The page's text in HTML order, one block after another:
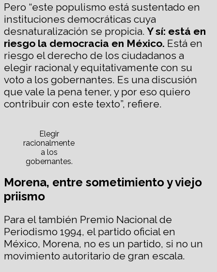
Pero “este populismo está sustentado en
instituciones democráticas cuya
desnaturalización se propicia.Y sí: está en
riesgo la democracia en México. Está en
riesgo el derecho de los ciudadanos a
elegir racional y equitativamente con su
voto a los gobernantes. Es una discusión
que vale la pena tener, y por eso quiero
contribuir con este texto”, refiere.
Elegir
racionalmente
a los
gobernantes.
Morena, entre sometimiento y viejo
priismo
Para el también Premio Nacional de
Periodismo 1994, el partido oficial en
México, Morena, no es un partido, si no un
movimiento autoritario de gran escala.